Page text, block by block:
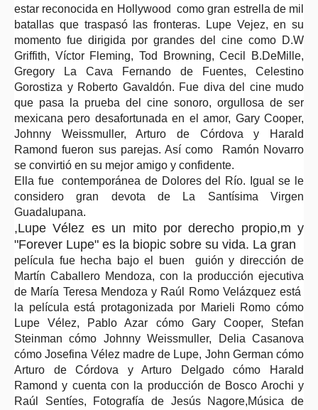
estar reconocida en Hollywood como gran estrella de mil
batallas que traspasó las fronteras. Lupe Vejez, en su
momento fue dirigida por grandes del cine como D.W
Griffith, Víctor Fleming, Tod Browning, Cecil B.DeMille,
Gregory La Cava Fernando de Fuentes, Celestino
Gorostiza y Roberto Gavaldón. Fue diva del cine mudo
que pasa la prueba del cine sonoro, orgullosa de ser
mexicana pero desafortunada en el amor, Gary Cooper,
Johnny Weissmuller, Arturo de Córdova y Harald
Ramond fueron sus parejas. Así como Ramón Novarro
se convirtió en su mejor amigo y confidente.
Ella fue contemporánea de Dolores del Río. Igual se le
considero gran devota de La Santísima Virgen
Guadalupana.
,Lupe Vélez es un mito por derecho propio,m y
"Forever Lupe" es la biopic sobre su vida. La gran
película fue hecha bajo el buen guión y dirección de
Martín Caballero Mendoza, con la producción ejecutiva
de María Teresa Mendoza y Raúl Romo Velázquez está
la película está protagonizada por Marieli Romo cómo
Lupe Vélez, Pablo Azar cómo Gary Cooper, Stefan
Steinman cómo Johnny Weissmuller, Delia Casanova
cómo Josefina Vélez madre de Lupe, John German cómo
Arturo de Córdova y Arturo Delgado cómo Harald
Ramond y cuenta con la producción de Bosco Arochi y
Raúl Sentíes, Fotografía de Jesús Nagore,Música de